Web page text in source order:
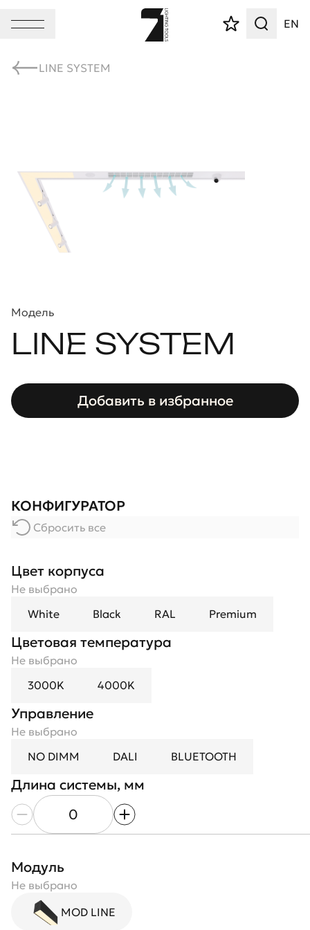
EN
LINE SYSTEM
Модель
LINE SYSTEM
Добавить в избранное
КОНФИГУРАТОР
Сбросить все
Цвет корпуса
Не выбрано
White
Black RAL Premium
Цветовая температура
Не выбрано
3000K
4000K
Управление
Не выбрано
NO DIMM
DALI BLUETOOTH
Длина системы, мм
Модуль
Не выбрано
MOD LINE
Длина модуля, мм
Рассеиватель
Не выбрано
Opal
Количество модулей
Цвет корпуса
Не выбрано